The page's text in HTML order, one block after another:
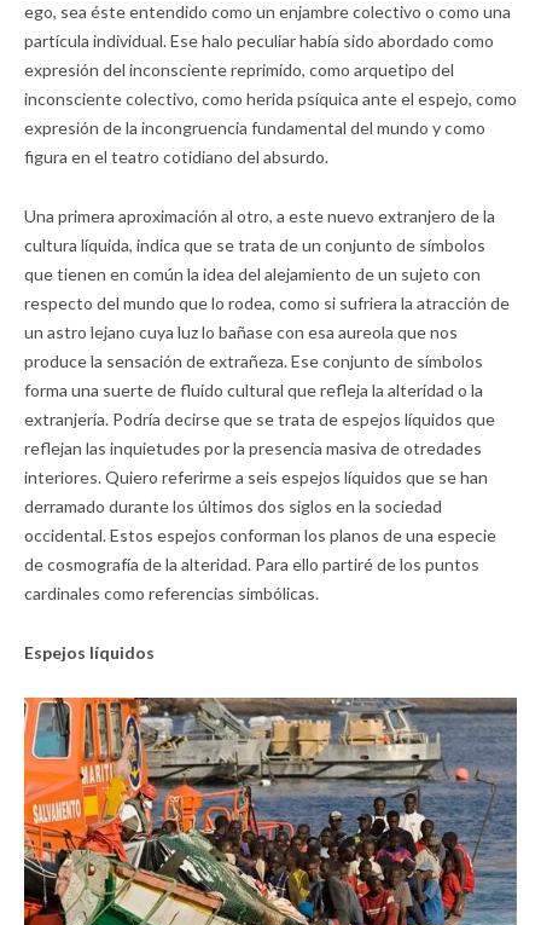
ego, sea éste entendido como un enjambre colectivo o como una
partícula individual. Ese halo peculiar había sido abordado como
expresión del inconsciente reprimido, como arquetipo del
inconsciente colectivo, como herida psíquica ante el espejo, como
expresión de la incongruencia fundamental del mundo y como
figura en el teatro cotidiano del absurdo.
Una primera aproximación al otro, a este nuevo extranjero de la
cultura líquida, indica que se trata de un conjunto de símbolos
que tienen en común la idea del alejamiento de un sujeto con
respecto del mundo que lo rodea, como si sufriera la atracción de
un astro lejano cuya luz lo bañase con esa aureola que nos
produce la sensación de extrañeza. Ese conjunto de símbolos
forma una suerte de fluido cultural que refleja la alteridad o la
extranjería. Podría decirse que se trata de espejos líquidos que
reflejan las inquietudes por la presencia masiva de otredades
interiores. Quiero referirme a seis espejos líquidos que se han
derramado durante los últimos dos siglos en la sociedad
occidental. Estos espejos conforman los planos de una especie
de cosmografía de la alteridad. Para ello partiré de los puntos
cardinales como referencias simbólicas.
Espejos líquidos